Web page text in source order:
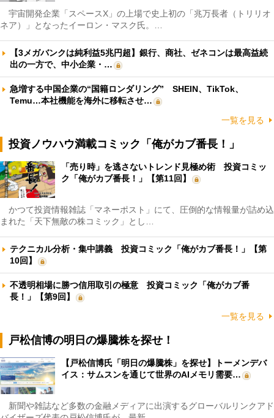
宇宙開発企業「スペースX」の上場で史上初の「兆万長者（トリリオ
ネア）」となったイーロン・マスク氏。…
【3メガバンクは純利益5兆円超】銀行、商社、ゼネコンは最高益続
出の一方で、中小企業・…
急増する中国企業の“国籍ロンダリング” SHEIN、TikTok、
Temu…本社機能を海外に移転させ…
一覧を見る
投資ノウハウ満載コミック「俺がカブ番長！」
「売り時」を逃さないトレンド見極め術 投資コミッ
ク「俺がカブ番長！」【第11回】
かつて投資情報雑誌「マネーポスト」にて、圧倒的な情報量が詰め込
まれた「天下無敵の株コミック」とし…
テクニカル分析・集中講義 投資コミック「俺がカブ番長！」【第
10回】
不透明相場に勝つ信用取引の極意 投資コミック「俺がカブ番
長！」【第9回】
一覧を見る
戸松信博の明日の爆騰株を探せ！
【戸松信博氏「明日の爆騰株」を探せ】トーメンデバ
イス：サムスンを通じて世界のAIメモリ需要…
新聞や雑誌など多数の金融メディアに出演するグローバルリンクアド